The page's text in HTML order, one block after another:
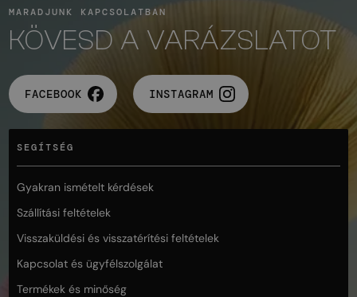
MARADJUNK KAPCSOLATBAN
KÖVESD A VARÁZSLATOT
FACEBOOK INSTAGRAM
SEGÍTSÉG
Gyakran ismételt kérdések
Szállítási feltételek
Visszaküldési és visszatérítési feltételek
Kapcsolat és ügyfélszolgálat
Termékek és minőség